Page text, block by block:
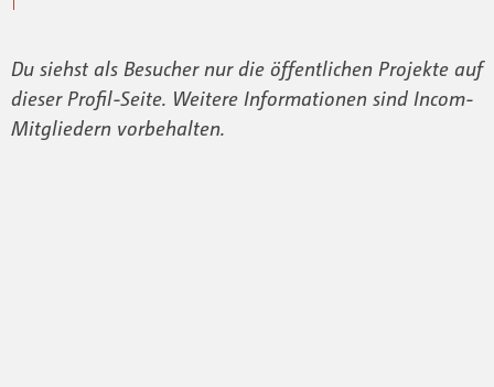
Du siehst als Besucher nur die öffentlichen Projekte auf
dieser Profil-Seite. Weitere Informationen sind Incom-
Mitgliedern vorbehalten.